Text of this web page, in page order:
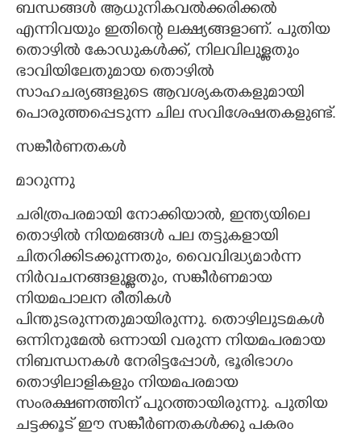
ബന്ധങ്ങൾ ആധുനികവൽക്കരിക്കൽ
എന്നിവയും ഇതിന്റെ ലക്ഷ്യങ്ങളാണ്. പുതിയ
തൊഴിൽ കോഡുകൾക്ക്, നിലവിലുള്ളതും
ഭാവിയിലേതുമായ തൊഴിൽ
സാഹചര്യങ്ങളുടെ ആവശ്യകതകളുമായി
പൊരുത്തപ്പെടുന്ന ചില സവിശേഷതകളുണ്ട്.
സങ്കീർണതകൾ
മാറുന്നു
ചരിത്രപരമായി നോക്കിയാൽ, ഇന്ത്യയിലെ
തൊഴിൽ നിയമങ്ങൾ പല തട്ടുകളായി
ചിതറിക്കിടക്കുന്നതും, വൈവിദ്ധ്യമാർന്ന
നിർവചനങ്ങളുള്ളതും, സങ്കീർണമായ
നിയമപാലന രീതികൾ
പിന്തുടരുന്നതുമായിരുന്നു. തൊഴിലുടമകൾ
ഒന്നിനുമേൽ ഒന്നായി വരുന്ന നിയമപരമായ
നിബന്ധനകൾ നേരിട്ടപ്പോൾ, ഭൂരിഭാഗം
തൊഴിലാളികളും നിയമപരമായ
സംരക്ഷണത്തിന് പുറത്തായിരുന്നു. പുതിയ
ചട്ടക്കൂട് ഈ സങ്കീർണതകൾക്കു പകരം